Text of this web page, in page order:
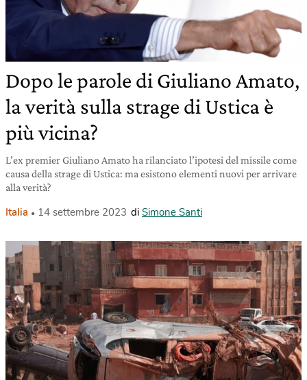
Dopo le parole di Giuliano Amato,
la verità sulla strage di Ustica è
più vicina?
L’ex premier Giuliano Amato ha rilanciato l’ipotesi del missile come
causa della strage di Ustica: ma esistono elementi nuovi per arrivare
alla verità?
Italia 14 settembre 2023 di Simone Santi